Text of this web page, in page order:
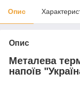
Опис
Опис
Металева
напоїв